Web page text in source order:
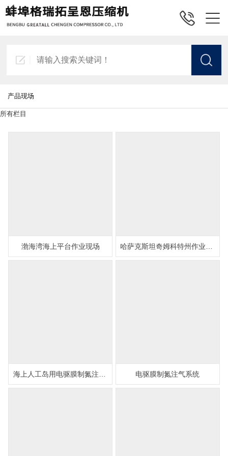
产品现场
所有栏目
渤海湾海上平台作业现场
海上人工岛用电驱膜制氮注气系统 电驱膜制氮注气系统